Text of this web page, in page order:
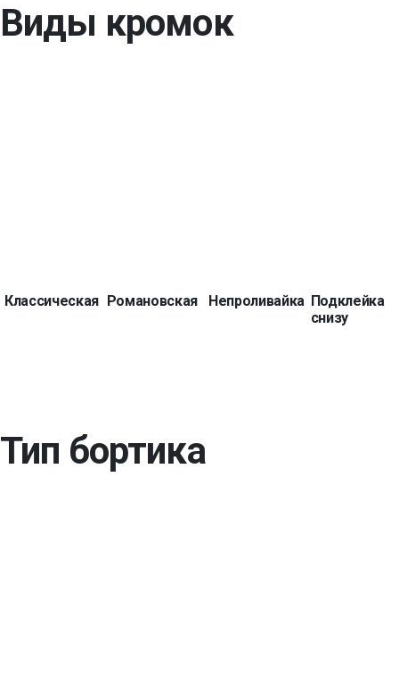
Виды кромок
Классическая Романовская Непроливайка Подклейка
снизу
Тип бортика